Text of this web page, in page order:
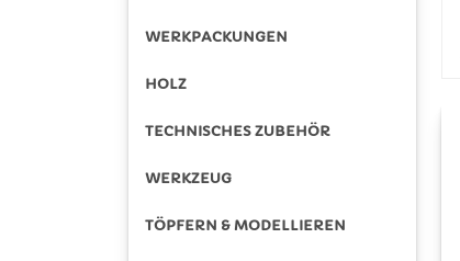
WERKPACKUNGEN
HOLZ
TECHNISCHES ZUBEHÖR
WERKZEUG
TÖPFERN & MODELLIEREN